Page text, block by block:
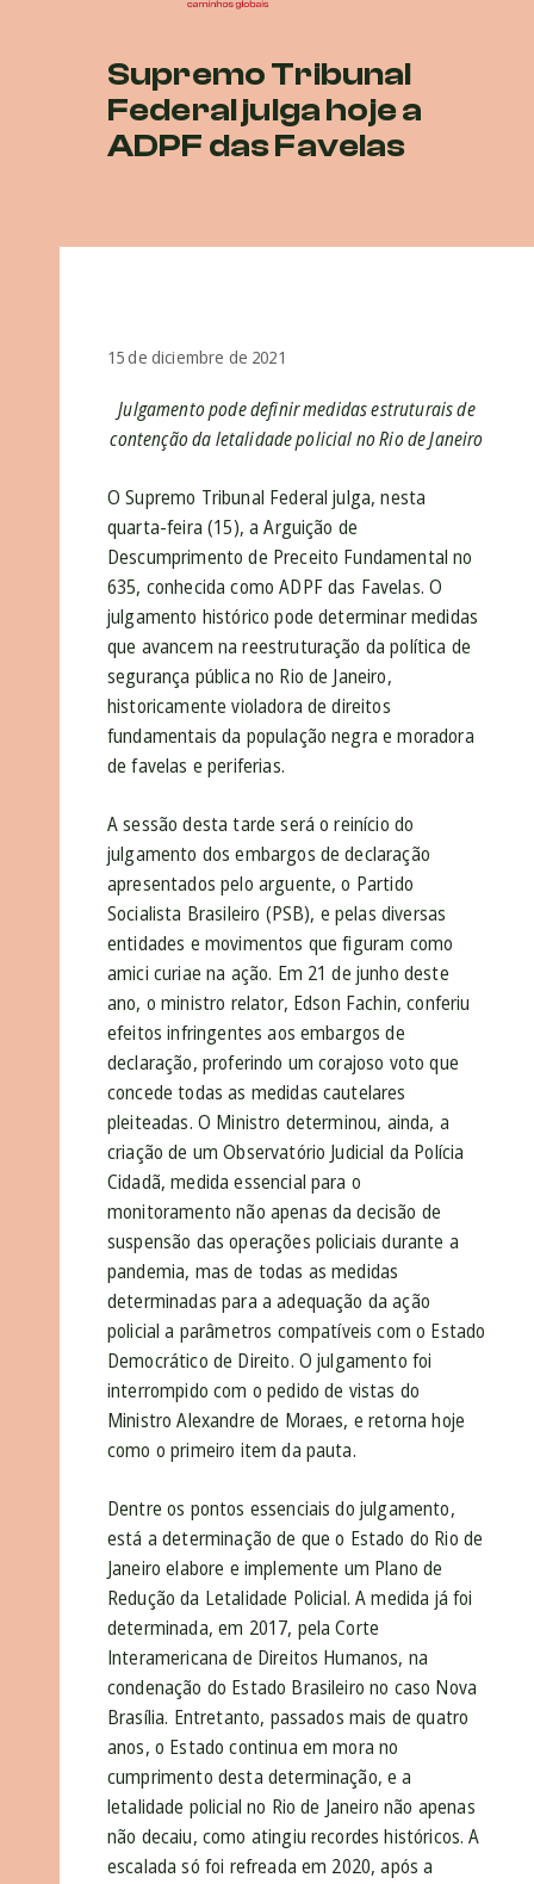
Supremo Tribunal
Federal julga hoje a
ADPF das Favelas
15 de diciembre de 2021
Julgamento pode definir medidas estruturais de
contenção da letalidade policial no Rio de Janeiro
O Supremo Tribunal Federal julga, nesta
quarta-feira (15), a Arguição de
Descumprimento de Preceito Fundamental no
635, conhecida como ADPF das Favelas. O
julgamento histórico pode determinar medidas
que avancem na reestruturação da política de
segurança pública no Rio de Janeiro,
historicamente violadora de direitos
fundamentais da população negra e moradora
de favelas e periferias.
A sessão desta tarde será o reinício do
julgamento dos embargos de declaração
apresentados pelo arguente, o Partido
Socialista Brasileiro (PSB), e pelas diversas
entidades e movimentos que figuram como
amici curiae na ação. Em 21 de junho deste
ano, o ministro relator, Edson Fachin, conferiu
efeitos infringentes aos embargos de
declaração, proferindo um corajoso voto que
concede todas as medidas cautelares
pleiteadas. O Ministro determinou, ainda, a
criação de um Observatório Judicial da Polícia
Cidadã, medida essencial para o
monitoramento não apenas da decisão de
suspensão das operações policiais durante a
pandemia, mas de todas as medidas
determinadas para a adequação da ação
policial a parâmetros compatíveis com o Estado
Democrático de Direito. O julgamento foi
interrompido com o pedido de vistas do
Ministro Alexandre de Moraes, e retorna hoje
como o primeiro item da pauta.
Dentre os pontos essenciais do julgamento,
está a determinação de que o Estado do Rio de
Janeiro elabore e implemente um Plano de
Redução da Letalidade Policial. A medida já foi
determinada, em 2017, pela Corte
Interamericana de Direitos Humanos, na
condenação do Estado Brasileiro no caso Nova
Brasília. Entretanto, passados mais de quatro
anos, o Estado continua em mora no
cumprimento desta determinação, e a
letalidade policial no Rio de Janeiro não apenas
não decaiu, como atingiu recordes históricos. A
escalada só foi refreada em 2020, após a